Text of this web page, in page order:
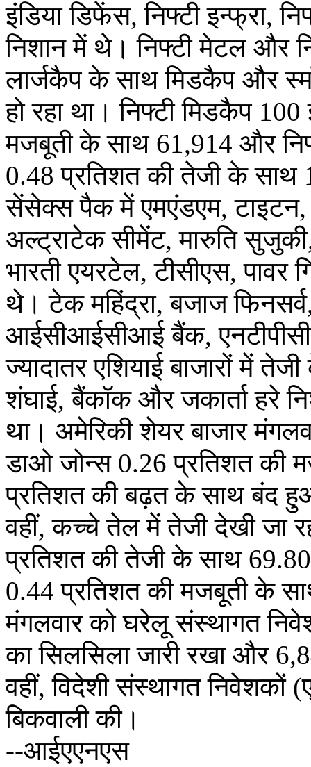
इंडिया डिफेंस, निफ्टी इन्फ्रा,
निशान में थे। निफ्टी मेटल और
लार्जकैप के साथ मिडकैप और
हो रहा था। निफ्टी मिडकैप
मजबूती के साथ 61,914 और
0.48 प्रतिशत की तेजी के साथ
सेंसेक्स पैक में एमएंडएम, टाइटन,
अल्ट्राटेक सीमेंट, मारुति
भारती एयरटेल, टीसीएस,
थे। टेक महिंद्रा, बजाज
आईसीआईसीआई बैंक,
ज्यादातर एशियाई बाजारों में
शंघाई, बैंकॉक और जकार्ता हरे
था। अमेरिकी शेयर बाजार
डाओ जोन्स 0.26 प्रतिशत
प्रतिशत की बढ़त के साथ बंद
वहीं, कच्चे तेल में तेजी देखी जा
प्रतिशत की तेजी के साथ
0.44 प्रतिशत की मजबूती के
मंगलवार को घरेलू संस्थागत
का सिलसिला जारी रखा और
वहीं, विदेशी संस्थागत
बिकवाली की।
--आईएएनएस